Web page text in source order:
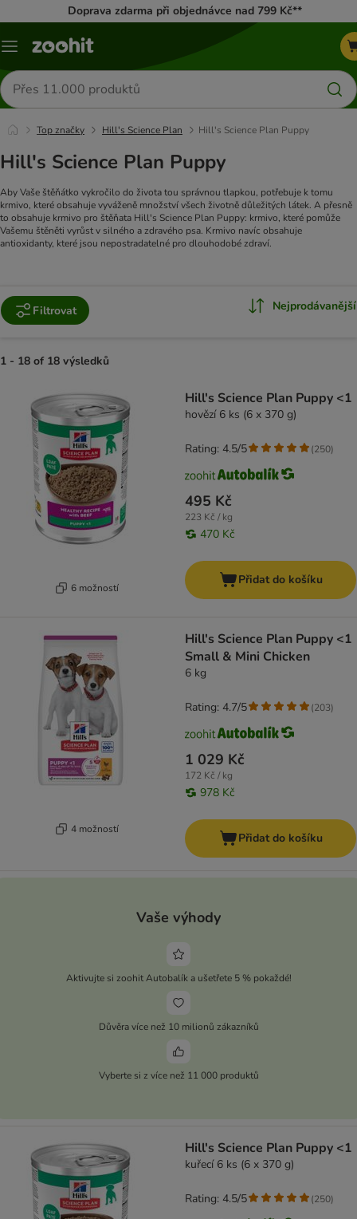
Doprava zdarma při objednávce nad 799 Kč**
Menu
Hledat
produkty
Top značky Hill's Science Plan Hill's Science Plan Puppy
Hill's Science Plan Puppy
Aby Vaše štěňátko vykročilo do života tou správnou tlapkou, potřebuje k tomu
krmivo, které obsahuje vyváženě množství všech životně důležitých látek. A přesně
to obsahuje krmivo pro štěňata Hill's Science Plan Puppy: krmivo, které pomůže
Vašemu štěněti vyrůst v silného a zdravého psa. Krmivo navíc obsahuje
antioxidanty, které jsou nepostradatelné pro dlouhodobé zdraví.
Filtrovat Nejprodávanější
1 - 18 of 18 výsledků
6 možností
Hill's Science Plan Puppy <1
hovězí 6 ks (6 x 370 g)
495 Kč
223 Kč / kg
470 Kč
Rating: 4.5/5 (250)
Přidat do košíku
4 možností
Hill's Science Plan Puppy <1
Small & Mini Chicken
6 kg
1 029 Kč
172 Kč / kg
978 Kč
Rating: 4.7/5 (203)
Přidat do košíku
Vaše výhody
Aktivujte si zoohit Autobalík a ušetřete 5 % pokaždé!
Důvěra více než 10 milionů zákazníků
Vyberte si z více než 11 000 produktů
Hill's Science Plan Puppy <1
kuřecí 6 ks (6 x 370 g)
Rating: 4.5/5 (250)